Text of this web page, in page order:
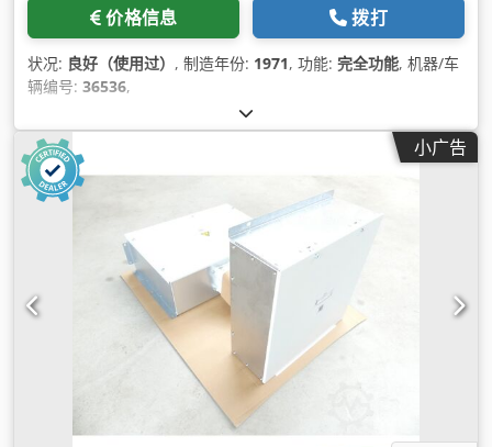
价格信息 拨打
状况: 良好（使用过） , 制造年份: 1971, 功能: 完全功能, 机器/车
辆编号: 36536,
小广告